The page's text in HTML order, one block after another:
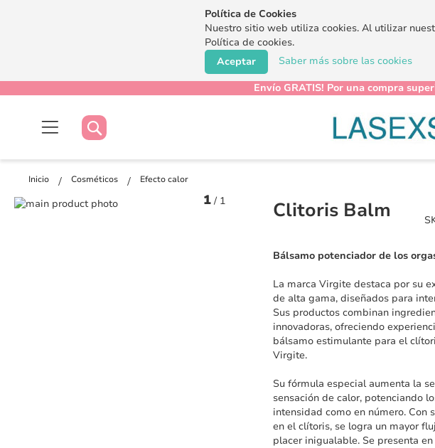
Política de Cookies
Nuestro sitio web utiliza cookies. Al utilizar
Política de cookies.
Saber más sobre las cookies
Aceptar
Envío GRATIS! Por una compra
Buscar
Buscar
Inicio Cosméticos Efecto calor
Saltar
1 / 1 Clitoris Balm
Bálsamo potenciador de los
La marca Virgite destaca por su
de alta gama, diseñados para
Sus productos combinan
innovadoras, ofreciendo
bálsamo estimulante para el
Virgite.
Su fórmula especial aumenta la
sensación de calor, potenciando
intensidad como en número. Con
en el clítoris, se logra un mayor
placer inigualable. Se presenta